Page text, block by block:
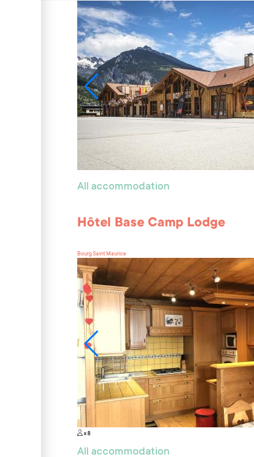
All accommodation
Hôtel Base Camp Lodge
Bourg Saint Maurice
x 8
All accommodation